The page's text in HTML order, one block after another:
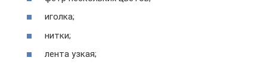
иголка;
нитки;
лента узкая;